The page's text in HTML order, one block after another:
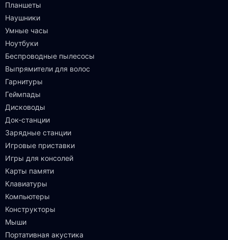
Планшеты
Наушники
Умные часы
Ноутбуки
Беспроводные пылесосы
Выпрямители для волос
Гарнитуры
Геймпады
Дисководы
Док-станции
Зарядные станции
Игровые приставки
Игры для консолей
Карты памяти
Клавиатуры
Компьютеры
Конструкторы
Мыши
Портативная акустика